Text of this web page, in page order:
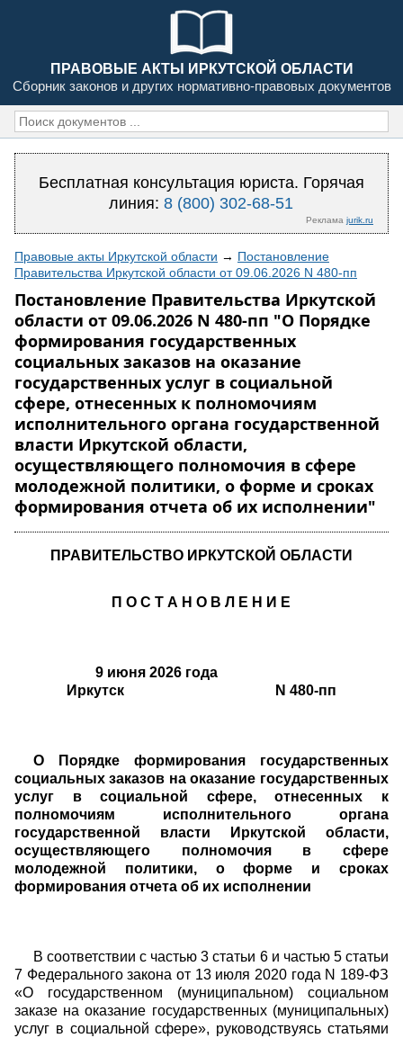
ПРАВОВЫЕ АКТЫ ИРКУТСКОЙ ОБЛАСТИ
Сборник законов и других нормативно-правовых документов
Бесплатная консультация юриста. Горячая
линия:8 (800) 302-68-51
Реклама jurik.ru
Правовые акты Иркутской области → Постановление
Правительства Иркутской области от 09.06.2026 N 480-пп
Постановление Правительства Иркутской
области от 09.06.2026 N 480-пп "О Порядке
формирования государственных
социальных заказов на оказание
государственных услуг в социальной
сфере, отнесенных к полномочиям
исполнительного органа государственной
власти Иркутской области,
осуществляющего полномочия в сфере
молодежной политики, о форме и сроках
формирования отчета об их исполнении"
ПРАВИТЕЛЬСТВО ИРКУТСКОЙ ОБЛАСТИ
П О С Т А Н О В Л Е Н И Е
9 июня 2026 года
Иркутск N 480-пп
О Порядке формирования государственных
социальных заказов на оказание государственных
услуг в социальной сфере, отнесенных к
полномочиям исполнительного органа
государственной власти Иркутской области,
осуществляющего полномочия в сфере
молодежной политики, о форме и сроках
формирования отчета об их исполнении
В соответствии с частью 3 статьи 6 и частью 5 статьи
7 Федерального закона от 13 июля 2020 года N 189-ФЗ
«О государственном (муниципальном) социальном
заказе на оказание государственных (муниципальных)
услуг в социальной сфере», руководствуясь статьями